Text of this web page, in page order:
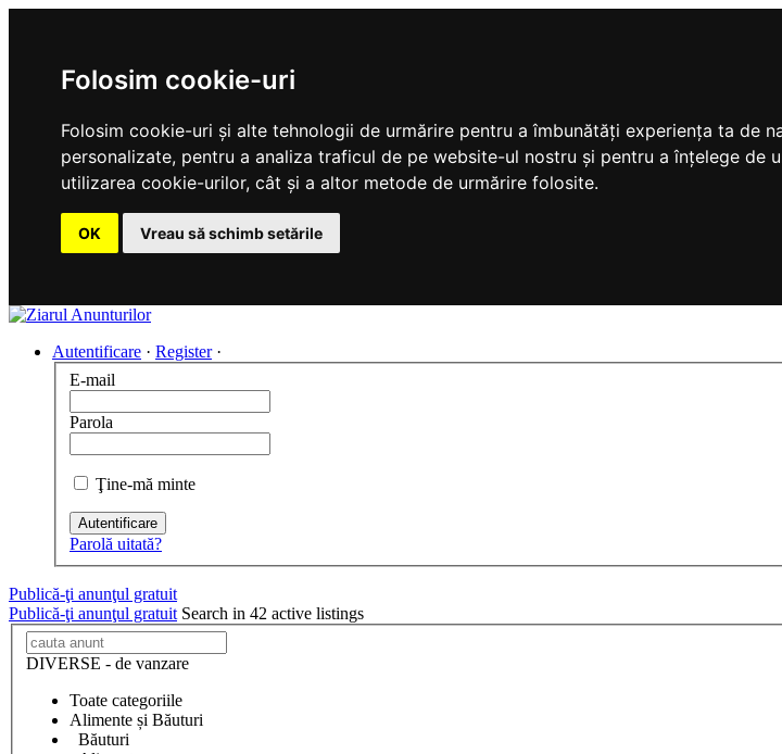
Folosim cookie-uri
Folosim cookie-uri și alte tehnologii de urmărire pentru a îmbunătăți experiența ta de
personalizate, pentru a analiza traficul de pe website-ul nostru și pentru a înțelege
utilizarea cookie-urilor, cât și a altor metode de urmărire folosite.
OK Vreau să schimb setările
Autentificare · Register ·
E-mail
Parola
Ţine-mă minte
Autentificare
Parolă uitată?
Publică-ţi anunţul gratuit
Publică-ţi anunţul gratuit Search in 42 active listings
DIVERSE - de vanzare
Toate categoriile
Alimente și Băuturi
Băuturi